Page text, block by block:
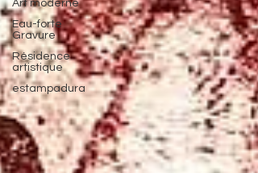
Art moderne
Eau-forte
Gravure
Résidence
artistique
estampadura